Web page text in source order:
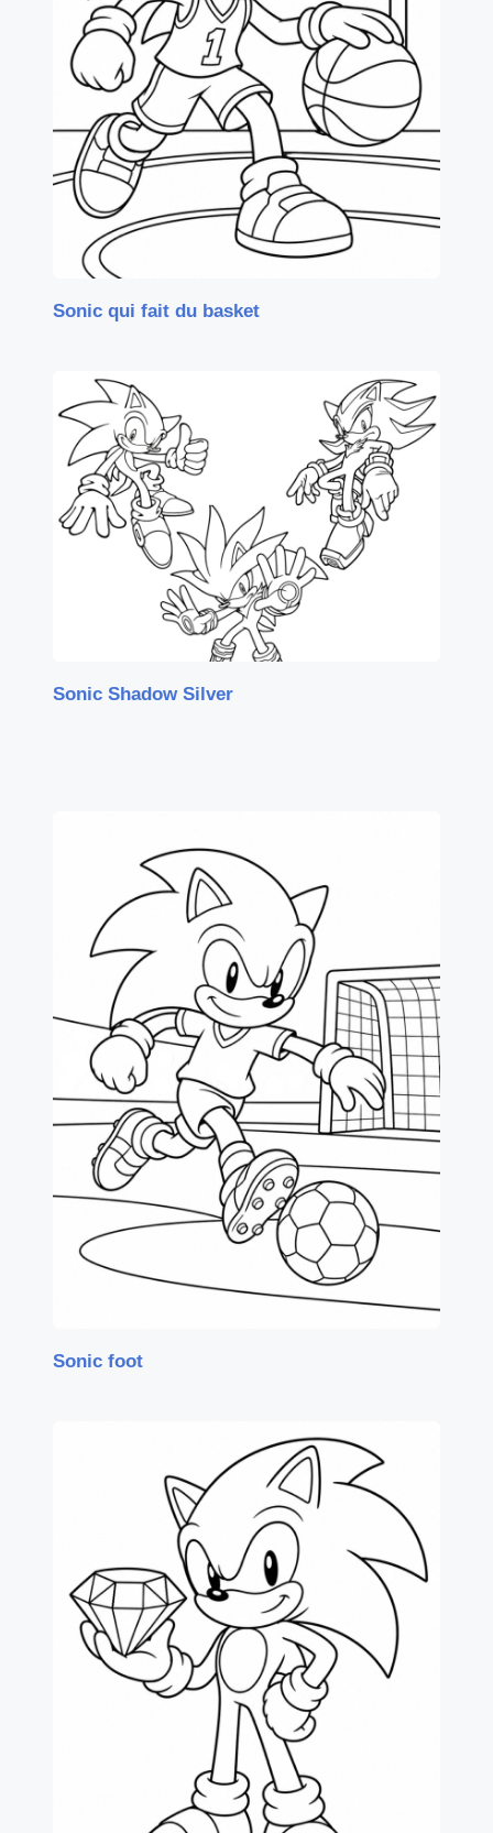
Sonic qui fait du basket
Sonic Shadow Silver
Sonic foot